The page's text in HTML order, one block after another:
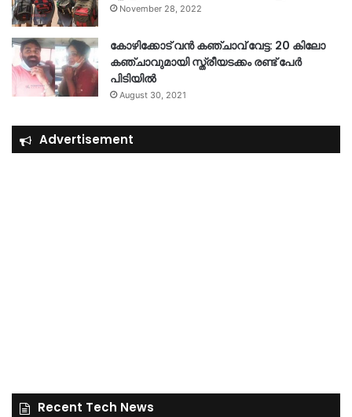
November 28, 2022
കോഴിക്കോട് വൻ കഞ്ചാവ് വേട്ട: 20 കിലോ
കഞ്ചാവുമായി സ്ത്രീയടക്കം രണ്ട് പേർ
പിടിയിൽ
August 30, 2021
Advertisement
Recent Tech News